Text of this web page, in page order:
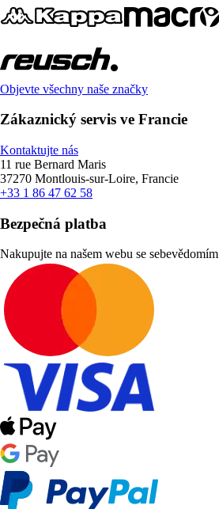
Objevte všechny naše značky
Zákaznický servis ve Francie
Kontaktujte nás
11 rue Bernard Maris
37270 Montlouis-sur-Loire, Francie
+33 1 86 47 62 58
Bezpečná platba
Nakupujte na našem webu se sebevědomím